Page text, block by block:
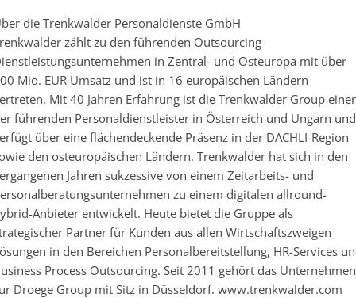
die Trenkwalder Personaldienste GmbH
zählt zu den führenden Outsourcing-
in Zentral- und Osteuropa mit über
Mio. EUR Umsatz und ist in 16 europäischen Ländern
Mit 40 Jahren Erfahrung ist die Trenkwalder Group einer
führenden Personaldienstleister in Österreich und Ungarn und
über eine flächendeckende Präsenz in der DACHLI-Region
den osteuropäischen Ländern. Trenkwalder hat sich in den
Jahren sukzessive von einem Zeitarbeits- und
zu einem digitalen allround-
Anbieter entwickelt. Heute bietet die Gruppe als
Partner für Kunden aus allen Wirtschaftszweigen
in den Bereichen Personalbereitstellung, HR-Services
Process Outsourcing. Seit 2011 gehört das Unternehmen
Droege Group mit Sitz in Düsseldorf. www.trenkwalder.com